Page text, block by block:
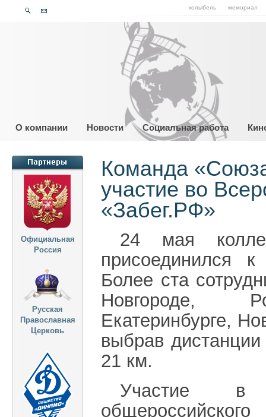
колыбель мемориал
О компании Новости Социальная работа
Команда
участие во
«Забег.РФ»
24 мая
присоединился
Более ста
Новгороде,
Екатеринбурге,
выбрав
21 км.
Участие в
Официальная
Россия
Русская
Православная
Церковь